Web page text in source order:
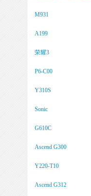
M931
A199
荣耀3
P6-C00
Y310S
Sonic
G610C
Ascend G300
Y220-T10
Ascend G312